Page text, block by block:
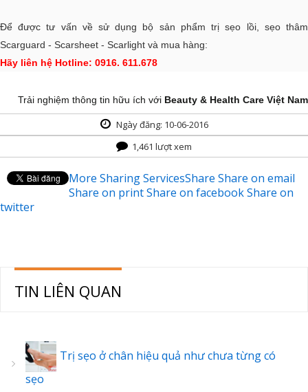
Để được tư vấn về sử dụng bộ sản phẩm trị sẹo lồi, sẹo thâm
Scarguard - Scarsheet - Scarlight và mua hàng:
Hãy liên hệ Hotline: 0916. 611.678
Trải nghiệm thông tin hữu ích với Beauty & Health Care Việt Nam
Ngày đăng: 10-06-2016
1,461 lượt xem
More Sharing ServicesShare Share on email
Share on printShare on facebookShare on
twitter
TIN LIÊN QUAN
Trị sẹo ở chân hiệu quả như chưa từng có
sẹo